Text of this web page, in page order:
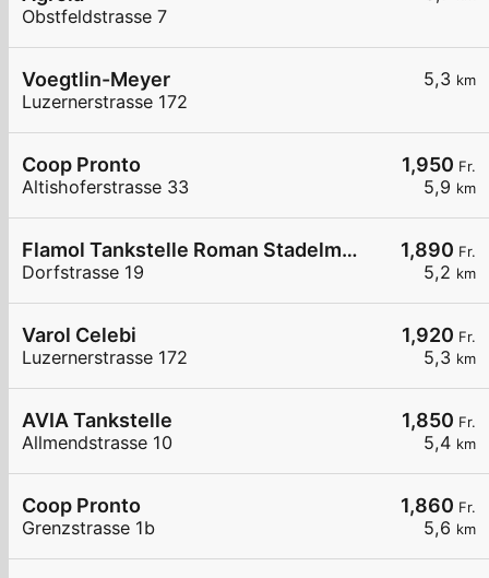
Obstfeldstrasse 7
5,3 km
Voegtlin-Meyer
Luzernerstrasse 172
1,950 Fr.
5,9 km
Coop Pronto
Altishoferstrasse 33
1,890 Fr.
5,2 km
Flamol Tankstelle Roman Stadelmann
Dorfstrasse 19
1,920 Fr.
5,3 km
Varol Celebi
Luzernerstrasse 172
1,850 Fr.
5,4 km
AVIA Tankstelle
Allmendstrasse 10
1,860 Fr.
5,6 km
Coop Pronto
Grenzstrasse 1b